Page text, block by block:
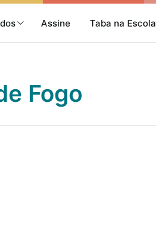
Assine Taba na Escola
Fogo